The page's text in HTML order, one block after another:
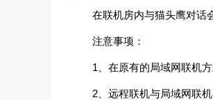
在联机房内与猫头鹰对话
注意事项：
1、在原有的局域网联机方
2、远程联机与局域网联